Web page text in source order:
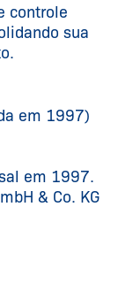
controle
sua
em 1997)
em 1997.
& Co. KG